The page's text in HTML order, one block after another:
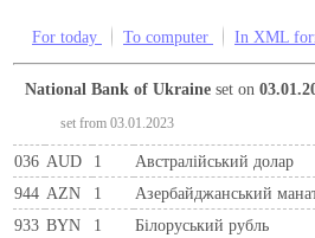
For today To computer In XML
National Bank of Ukraine set on
set from 03.01.2023
036 AUD 1 Австралійський долар
944 AZN 1 Азербайджанський
933 BYN 1 Бiлоруський рубль